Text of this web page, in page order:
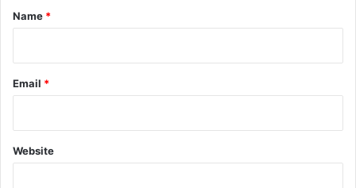
*
Name *
Email *
Website